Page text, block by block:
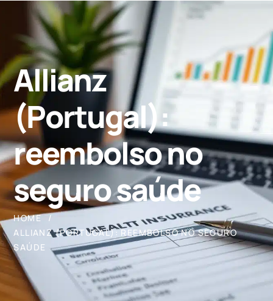
Allianz
(Portugal):
reembolso no
seguro saúde
HOME
ALLIANZ (PORTUGAL): REEMBOLSO NO SEGURO
SAÚDE